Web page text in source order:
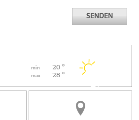
SENDEN
min 20 °
max 28 °